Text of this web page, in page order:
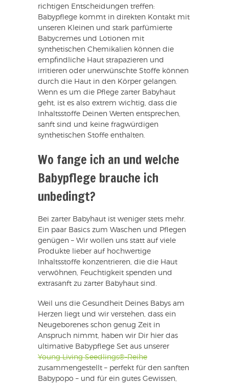
richtigen Entscheidungen treffen:
Babypflege kommt in direkten Kontakt mit
unseren Kleinen und stark parfümierte
Babycremes und Lotionen mit
synthetischen Chemikalien können die
empfindliche Haut strapazieren und
irritieren oder unerwünschte Stoffe können
durch die Haut in den Körper gelangen.
Wenn es um die Pflege zarter Babyhaut
geht, ist es also extrem wichtig, dass die
Inhaltsstoffe Deinen Werten entsprechen,
sanft sind und keine fragwürdigen
synthetischen Stoffe enthalten.
Wo fange ich an und welche
Babypflege brauche ich
unbedingt?
Bei zarter Babyhaut ist weniger stets mehr.
Ein paar Basics zum Waschen und Pflegen
genügen – Wir wollen uns statt auf viele
Produkte lieber auf hochwertige
Inhaltsstoffe konzentrieren, die die Haut
verwöhnen, Feuchtigkeit spenden und
extrasanft zu zarter Babyhaut sind.
Weil uns die Gesundheit Deines Babys am
Herzen liegt und wir verstehen, dass ein
Neugeborenes schon genug Zeit in
Anspruch nimmt, haben wir Dir hier das
ultimative Babypflege Set aus unserer
Young Living Seedlings®-Reihe
zusammengestellt – perfekt für den sanften
Babypopo – und für ein gutes Gewissen,